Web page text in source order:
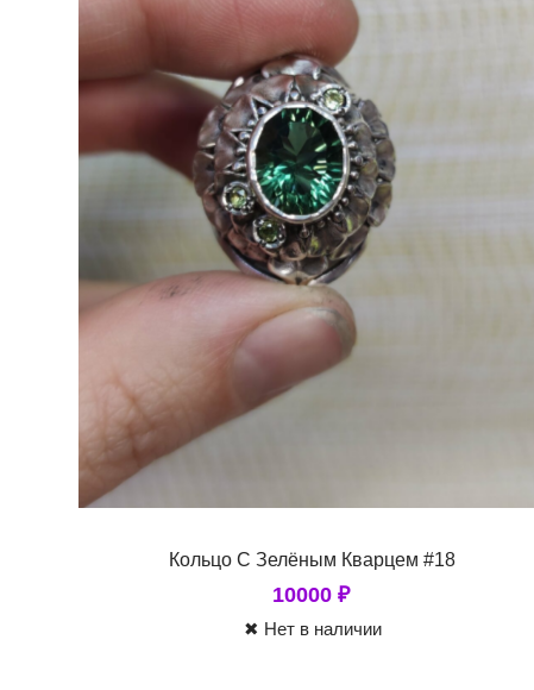
Кольцо С Зелёным Кварцем #18
10000₽
✖ Нет в наличии